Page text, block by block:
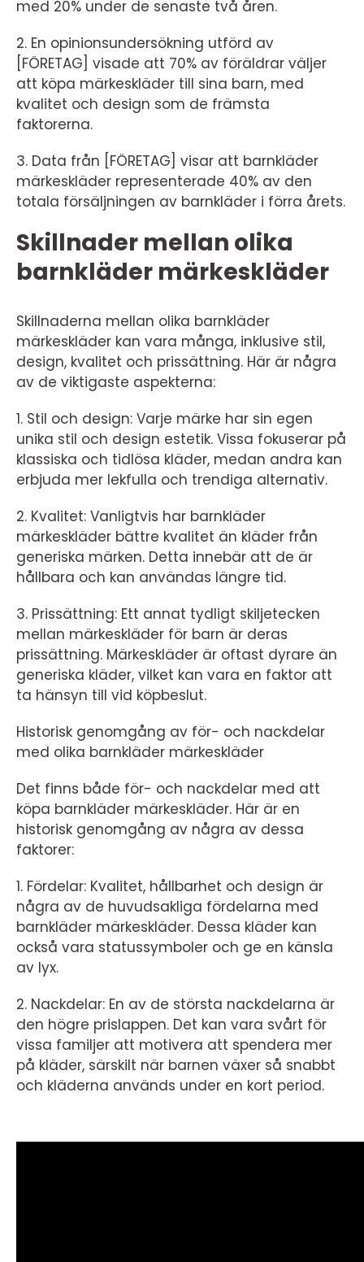
med 20% under de senaste två åren.
2. En opinionsundersökning utförd av
[FÖRETAG] visade att 70% av föräldrar väljer
att köpa märkeskläder till sina barn, med
kvalitet och design som de främsta
faktorerna.
3. Data från [FÖRETAG] visar att barnkläder
märkeskläder representerade 40% av den
totala försäljningen av barnkläder i förra årets.
Skillnader mellan olika
barnkläder märkeskläder
Skillnaderna mellan olika barnkläder
märkeskläder kan vara många, inklusive stil,
design, kvalitet och prissättning. Här är några
av de viktigaste aspekterna:
1. Stil och design: Varje märke har sin egen
unika stil och design estetik. Vissa fokuserar på
klassiska och tidlösa kläder, medan andra kan
erbjuda mer lekfulla och trendiga alternativ.
2. Kvalitet: Vanligtvis har barnkläder
märkeskläder bättre kvalitet än kläder från
generiska märken. Detta innebär att de är
hållbara och kan användas längre tid.
3. Prissättning: Ett annat tydligt skiljetecken
mellan märkeskläder för barn är deras
prissättning. Märkeskläder är oftast dyrare än
generiska kläder, vilket kan vara en faktor att
ta hänsyn till vid köpbeslut.
Historisk genomgång av för- och nackdelar
med olika barnkläder märkeskläder
Det finns både för- och nackdelar med att
köpa barnkläder märkeskläder. Här är en
historisk genomgång av några av dessa
faktorer:
1. Fördelar: Kvalitet, hållbarhet och design är
några av de huvudsakliga fördelarna med
barnkläder märkeskläder. Dessa kläder kan
också vara statussymboler och ge en känsla
av lyx.
2. Nackdelar: En av de största nackdelarna är
den högre prislappen. Det kan vara svårt för
vissa familjer att motivera att spendera mer
på kläder, särskilt när barnen växer så snabbt
och kläderna används under en kort period.